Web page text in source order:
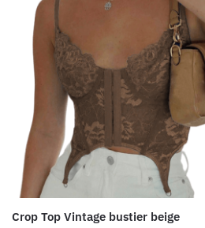
Crop Top Vintage bustier beige